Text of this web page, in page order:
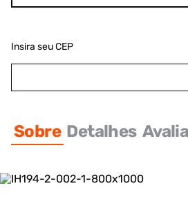
Insira seu CEP
Sobre Detalhes